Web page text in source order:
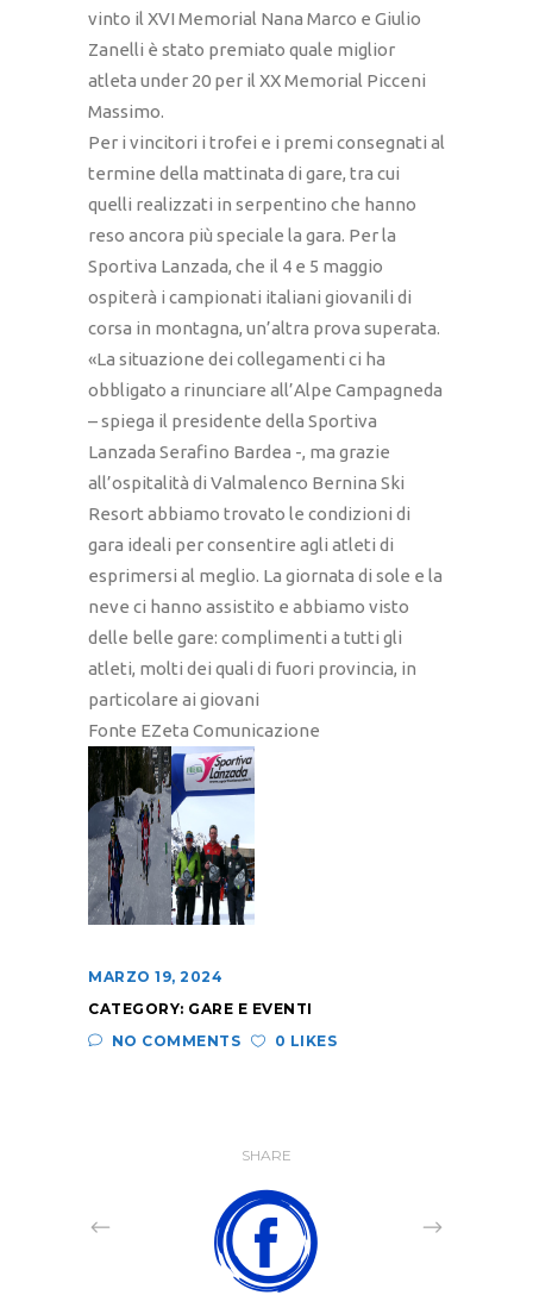
vinto il XVI Memorial Nana Marco e Giulio
Zanelli è stato premiato quale miglior
atleta under 20 per il XX Memorial Picceni
Massimo.
Per i vincitori i trofei e i premi consegnati al
termine della mattinata di gare, tra cui
quelli realizzati in serpentino che hanno
reso ancora più speciale la gara. Per la
Sportiva Lanzada, che il 4 e 5 maggio
ospiterà i campionati italiani giovanili di
corsa in montagna, un’altra prova superata.
«La situazione dei collegamenti ci ha
obbligato a rinunciare all’Alpe Campagneda
– spiega il presidente della Sportiva
Lanzada Serafino Bardea -, ma grazie
all’ospitalità di Valmalenco Bernina Ski
Resort abbiamo trovato le condizioni di
gara ideali per consentire agli atleti di
esprimersi al meglio. La giornata di sole e la
neve ci hanno assistito e abbiamo visto
delle belle gare: complimenti a tutti gli
atleti, molti dei quali di fuori provincia, in
particolare ai giovani
Fonte EZeta Comunicazione
MARZO 19, 2024
CATEGORY: GARE E EVENTI
NO COMMENTS
0 LIKES
SHARE